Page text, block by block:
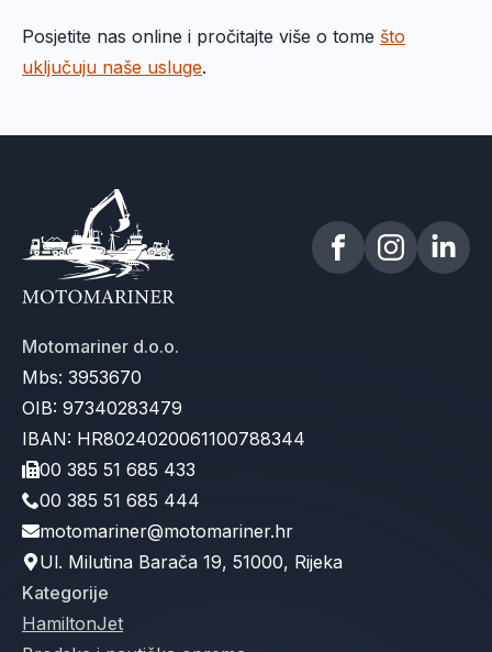
Posjetite nas online i pročitajte više o tome što
uključuju naše usluge.
Motomariner d.o.o.
Mbs: 3953670
OIB: 97340283479
IBAN: HR8024020061100788344
00 385 51 685 433
00 385 51 685 444
motomariner@motomariner.hr
Ul. Milutina Barača 19, 51000, Rijeka
Kategorije
HamiltonJet